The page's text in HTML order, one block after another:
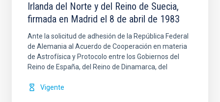
Irlanda del Norte y del Reino de Suecia,
firmada en Madrid el 8 de abril de 1983
Ante la solicitud de adhesión de la República Federal
de Alemania al Acuerdo de Cooperación en materia
de Astrofísica y Protocolo entre los Gobiernos del
Reino de España, del Reino de Dinamarca, del
Vigente